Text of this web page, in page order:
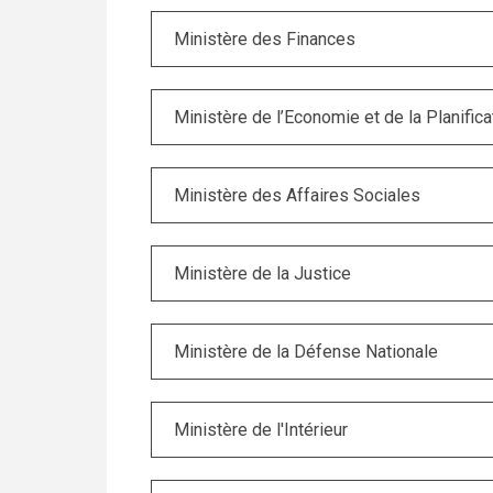
Ministère des Finances
Ministère de l’Economie et de la
Ministère des Affaires Sociales
Ministère de la Justice
Ministère de la Défense Nationale
Ministère de l'Intérieur